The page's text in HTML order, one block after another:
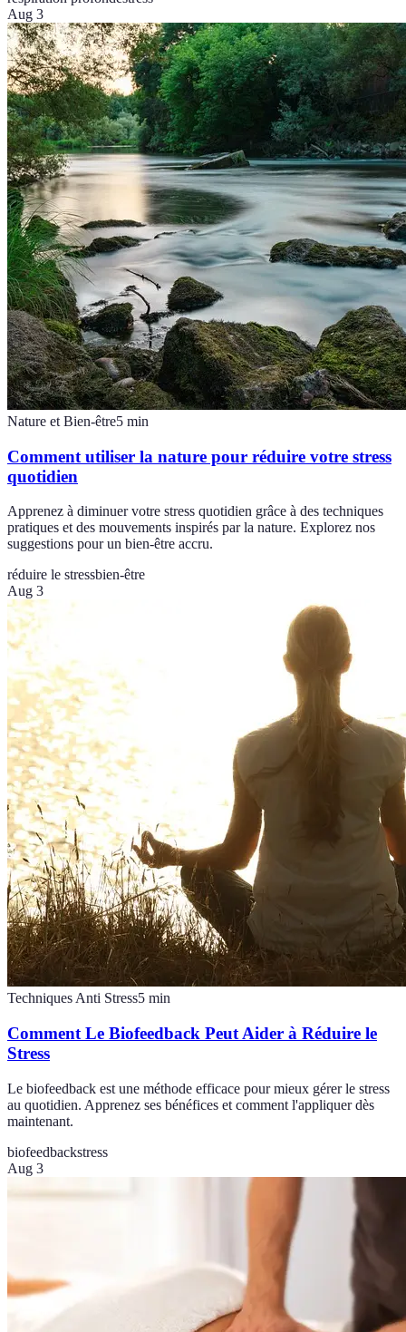
Aug 3
Nature et Bien-être5 min
Comment utiliser la nature pour réduire votre stress
quotidien
Apprenez à diminuer votre stress quotidien grâce à des techniques
pratiques et des mouvements inspirés par la nature. Explorez nos
suggestions pour un bien-être accru.
réduire le stressbien-être
Aug 3
Techniques Anti Stress5 min
Comment Le Biofeedback Peut Aider à Réduire le
Stress
Le biofeedback est une méthode efficace pour mieux gérer le stress
au quotidien. Apprenez ses bénéfices et comment l'appliquer dès
maintenant.
biofeedbackstress
Aug 3